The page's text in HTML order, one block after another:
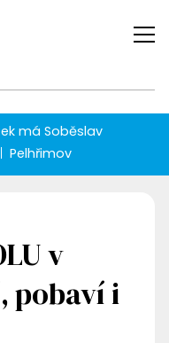
má Soběslav
Pelhřimov
v
pobaví i